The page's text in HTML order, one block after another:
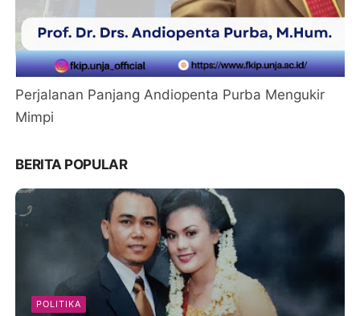
Perjalanan Panjang Andiopenta Purba Mengukir
Mimpi
BERITA POPULAR
POLITIKA